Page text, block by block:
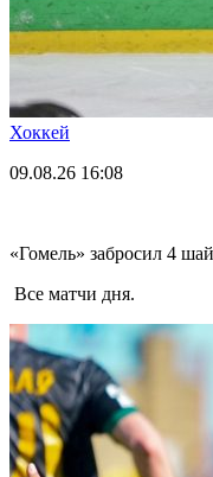
Хоккей
09.08.26 16:08
«Гомель» забросил 4
Все матчи дня.